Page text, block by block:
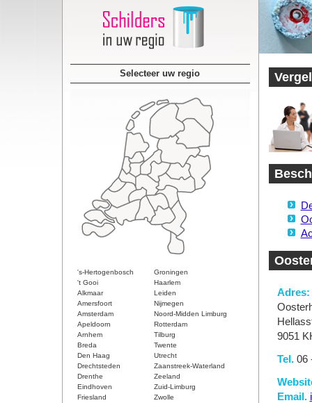
Selecteer uw regio
's-Hertogenbosch
Groningen
't Gooi
Haarlem
Alkmaar
Leiden
Amersfoort
Nijmegen
Amsterdam
Noord-Midden Limburg
Apeldoorn
Rotterdam
Arnhem
Tilburg
Breda
Twente
Den Haag
Utrecht
Drechtsteden
Zaanstreek-Waterland
Drenthe
Zeeland
Eindhoven
Zuid-Limburg
Friesland
Zwolle
Adres:
9051
Tel.06
Email.